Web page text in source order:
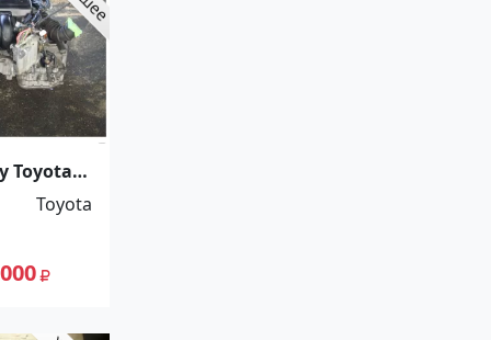
Toyota
Toyota